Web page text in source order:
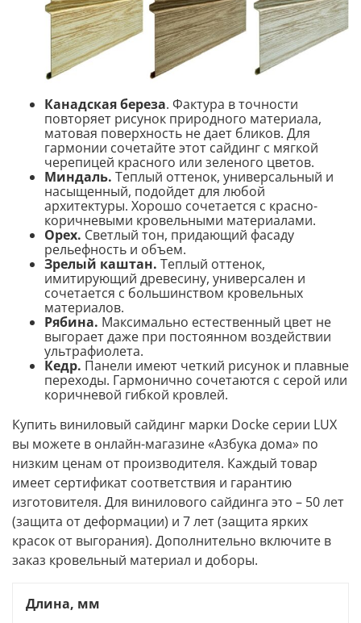
Канадская береза. Фактура в точности
повторяет рисунок природного материала,
матовая поверхность не дает бликов. Для
гармонии сочетайте этот сайдинг с мягкой
черепицей красного или зеленого цветов.
Миндаль. Теплый оттенок, универсальный и
насыщенный, подойдет для любой
архитектуры. Хорошо сочетается с красно-
коричневыми кровельными материалами.
Орех. Светлый тон, придающий фасаду
рельефность и объем.
Зрелый каштан. Теплый оттенок,
имитирующий древесину, универсален и
сочетается с большинством кровельных
материалов.
Рябина. Максимально естественный цвет не
выгорает даже при постоянном воздействии
ультрафиолета.
Кедр. Панели имеют четкий рисунок и плавные
переходы. Гармонично сочетаются с серой или
коричневой гибкой кровлей.
Купить виниловый сайдинг марки Docke серии LUX
вы можете в онлайн-магазине «Азбука дома» по
низким ценам от производителя. Каждый товар
имеет сертификат соответствия и гарантию
изготовителя. Для винилового сайдинга это – 50 лет
(защита от деформации) и 7 лет (защита ярких
красок от выгорания). Дополнительно включите в
заказ кровельный материал и доборы.
Длина, мм